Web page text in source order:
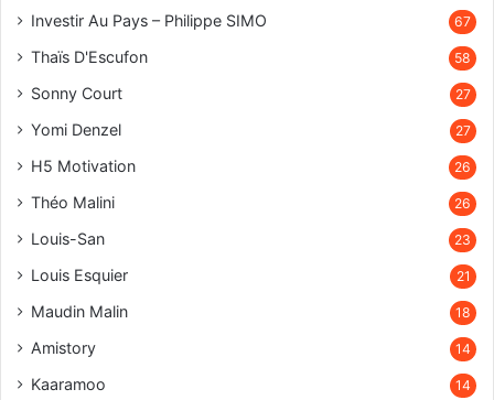
Investir Au Pays – Philippe SIMO 67
Thaïs D'Escufon 58
Sonny Court 27
Yomi Denzel 27
H5 Motivation 26
Théo Malini 26
Louis-San 23
Louis Esquier 21
Maudin Malin 18
Amistory 14
Kaaramoo 14